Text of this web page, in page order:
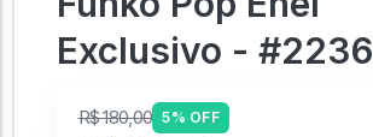
Exclusivo - #2236
R$ 180,00 5% OFF